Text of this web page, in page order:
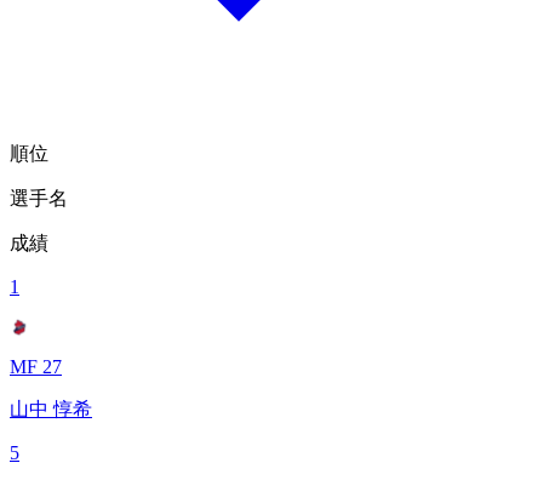
順位
選手名
成績
1
MF 27
山中 惇希
5